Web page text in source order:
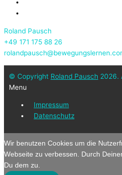
Roland Pausch
+49 171 175 88 26
© Copyright Roland Pausch 2026.
Menu
Impressum
Datenschutz
Wir benutzen Cookies um die
Webseite zu verbessen. Durch
Du dem zu.